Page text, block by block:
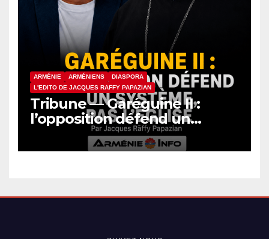
ARMÉNIE ARMÉNIENS
DIASPORA
L'EDITO DE JACQUES RAFFY PAPAZIAN
Tribune — Garéguine II :
l’opposition défend un
système, pas l’Église